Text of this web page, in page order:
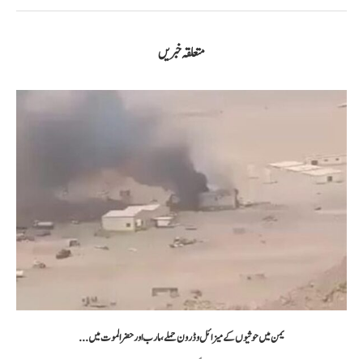
متعلقہ خبریں
یمن میں حوثیوں کے میزائل و ڈرون حملے، مارب اور حضرالموت میں...